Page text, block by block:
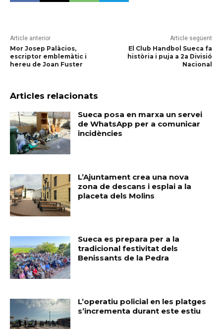
Article anterior
Mor Josep Palàcios,
escriptor emblemàtic i
hereu de Joan Fuster
Article següent
El Club Handbol Sueca fa
història i puja a 2a Divisió
Nacional
Articles relacionats
Sueca posa en marxa un servei
de WhatsApp per a comunicar
incidències
L’Ajuntament crea una nova
zona de descans i esplai a la
placeta dels Molins
Sueca es prepara per a la
tradicional festivitat dels
Benissants de la Pedra
L’operatiu policial en les platges
s’incrementa durant este estiu